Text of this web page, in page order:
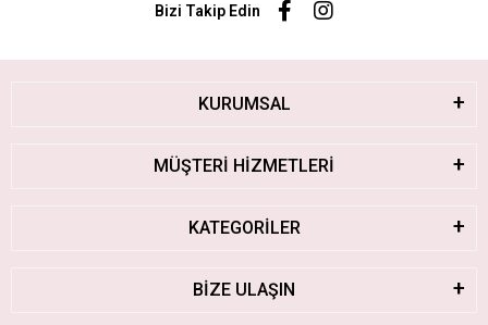
Bizi Takip Edin
KURUMSAL
MÜŞTERİ HİZMETLERİ
KATEGORİLER
BİZE ULAŞIN